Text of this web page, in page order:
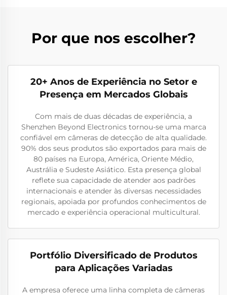
Por que nos escolher?
20+ Anos de Experiência no Setor e
Presença em Mercados Globais
Com mais de duas décadas de experiência, a
Shenzhen Beyond Electronics tornou-se uma marca
confiável em câmeras de detecção de alta qualidade.
90% dos seus produtos são exportados para mais de
80 países na Europa, América, Oriente Médio,
Austrália e Sudeste Asiático. Esta presença global
reflete sua capacidade de atender aos padrões
internacionais e atender às diversas necessidades
regionais, apoiada por profundos conhecimentos de
mercado e experiência operacional multicultural.
Portfólio Diversificado de Produtos
para Aplicações Variadas
A empresa oferece uma linha completa de câmeras